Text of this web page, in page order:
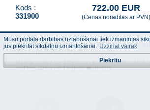
Kods :
331900
722.00 EUR
(Cenas norādītas ar PVN)
Atdzelžošanas filtrs CMB- automātiskas
ūdens attīrīšanai no dzelzs, mangāna, smakas,
(As), nepielietojot nekādus reaģentus.
Iekārta sastāv no: filtrēšanas kolonas,
vadības bloka un filtrējošā materiāla.
Mūsu portāla darbības uzlabošanai tiek izmantotas
jūs piekrītat sīkdatņu izmantošanai. Uzzināt vairāk
Piekrītu